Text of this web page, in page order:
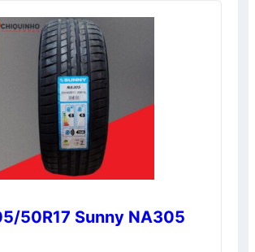
50R17 Sunny NA305